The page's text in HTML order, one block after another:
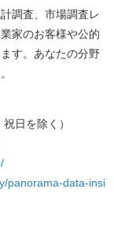
調査、市場調査レ
家のお客様や公的
す。あなたの分野
日を除く）
panorama-data-insi